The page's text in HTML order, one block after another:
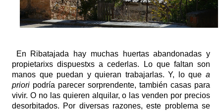
En Ribatajada hay muchas huertas abandonadas y
propietarixs dispuestxs a cederlas. Lo que faltan son
manos que puedan y quieran trabajarlas. Y, lo que a
priori podría parecer sorprendente, también casas para
vivir. O no las quieren alquilar, o las venden por precios
desorbitados. Por diversas razones, este problema se